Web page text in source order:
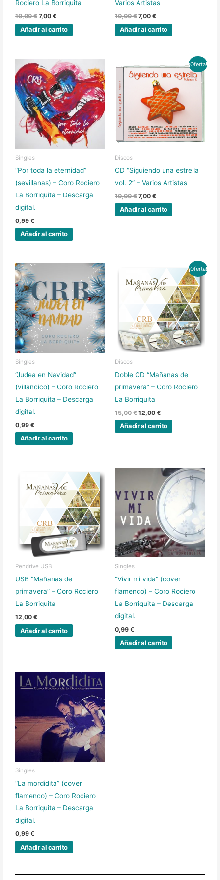
Rociero La Borriquita
10,00€ 7,00€
Añadir al carrito
Varios Artistas
10,00€ 7,00 €
Añadir al carrito
Singles
“Por toda la eternidad”
(sevillanas) – Coro Rociero
La Borriquita – Descarga
digital.
0,99€
Añadir al carrito
¡Oferta!
Discos
CD “Siguiendo una estrella
vol. 2” – Varios Artistas
10,00€
precio
original
10,00 €.
7,00 €
precio
actual
es:
7,00 €.
Añadir al carrito
Singles
“Judea en Navidad”
(villancico) – Coro Rociero
La Borriquita – Descarga
digital.
0,99€
Añadir al carrito
¡Oferta!
Discos
Doble CD “Mañanas de
primavera” – Coro Rociero
La Borriquita
15,00€
original
era:
12,00 €
actual
es:
12,00 €.
Añadir al carrito
Pendrive USB
USB “Mañanas de
primavera” – Coro Rociero
La Borriquita
12,00€
Añadir al carrito
Singles
“Vivir mi vida” (cover
flamenco) – Coro Rociero
La Borriquita – Descarga
digital.
0,99 €
Añadir al carrito
Singles
“La mordidita” (cover
flamenco) – Coro Rociero
La Borriquita – Descarga
digital.
0,99€
Añadir al carrito